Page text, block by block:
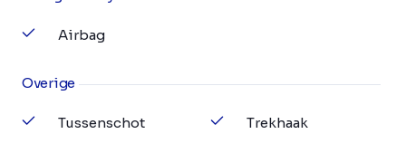
Airbag
Overige
Tussenschot Trekhaak